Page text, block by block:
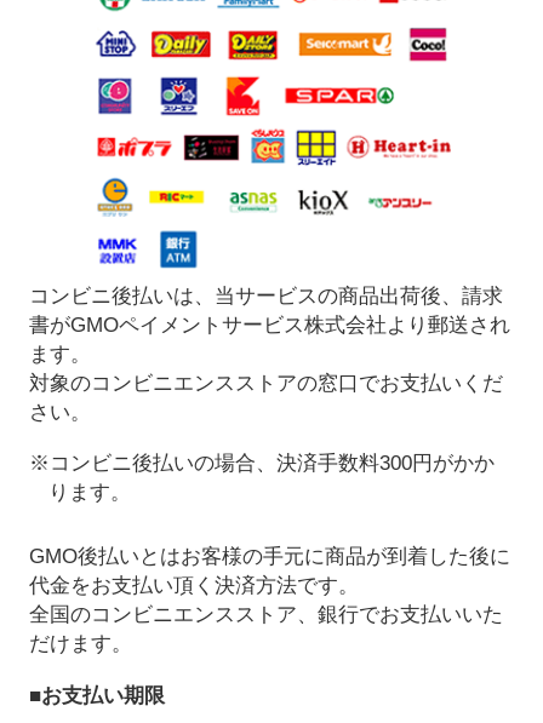
コンビニ後払いは、当サービスの商品出荷後、請求
書がGMOペイメントサービス株式会社より郵送され
ます。
対象のコンビニエンスストアの窓口でお支払いくだ
さい。
※コンビニ後払いの場合、決済手数料300円がかか
ります。
GMO後払いとはお客様の手元に商品が到着した後に
代金をお支払い頂く決済方法です。
全国のコンビニエンスストア、銀行でお支払いいた
だけます。
■お支払い期限